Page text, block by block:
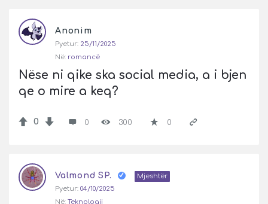
Anonim
Pyetur: 25/11/2025
Në: romancë
Nëse ni qike ska social media, a i bjen
qe o mire a keq?
0 0 300 0
Valmond SP.
Mjeshtër
Pyetur: 04/10/2025
Në: Teknologji